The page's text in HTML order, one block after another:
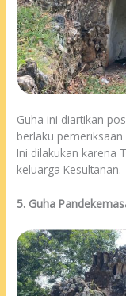
Guha ini diartikan
berlaku
Ini dilakukan karena
keluarga Kesultanan.
5. Guha